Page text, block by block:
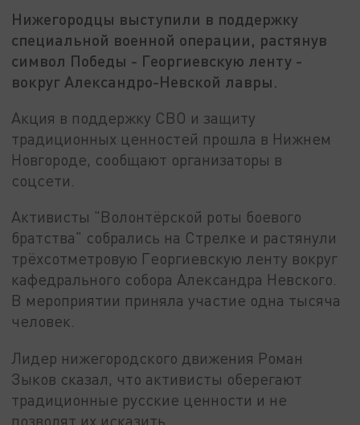
Нижегородцы выступили в поддержку
специальной военной операции, растянув
символ Победы - Георгиевскую ленту -
вокруг Александро-Невской лавры.
Акция в поддержку СВО и защиту
традиционных ценностей прошла в Нижнем
Новгороде, сообщают организаторы в
соцсети.
Активисты "Волонтёрской роты боевого
братства" собрались на Стрелке и растянули
трёхсотметровую Георгиевскую ленту вокруг
кафедрального собора Александра Невского.
В мероприятии приняла участие одна тысяча
человек.
Лидер нижегородского движения Роман
Зыков сказал, что активисты оберегают
традиционные русские ценности и не
позволят их исказить.